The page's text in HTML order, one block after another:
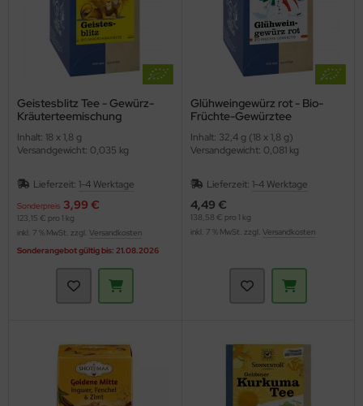
Geistesblitz Tee - Gewürz-
Kräuterteemischung
Inhalt: 18 x 1,8 g
Versandgewicht: 0,035 kg
Lieferzeit: 1-4 Werktage
Sonderpreis 3,99 €
123,15 € pro 1 kg
inkl. 7 % MwSt. zzgl. Versandkosten
Sonderangebot gültig bis: 21.08.2026
Glühweingewürz rot - Bio-
Früchte-Gewürztee
Inhalt: 32,4 g (18 x 1,8 g)
Versandgewicht: 0,081 kg
Lieferzeit: 1-4 Werktage
4,49 €
138,58 € pro 1 kg
inkl. 7 % MwSt. zzgl. Versandkosten